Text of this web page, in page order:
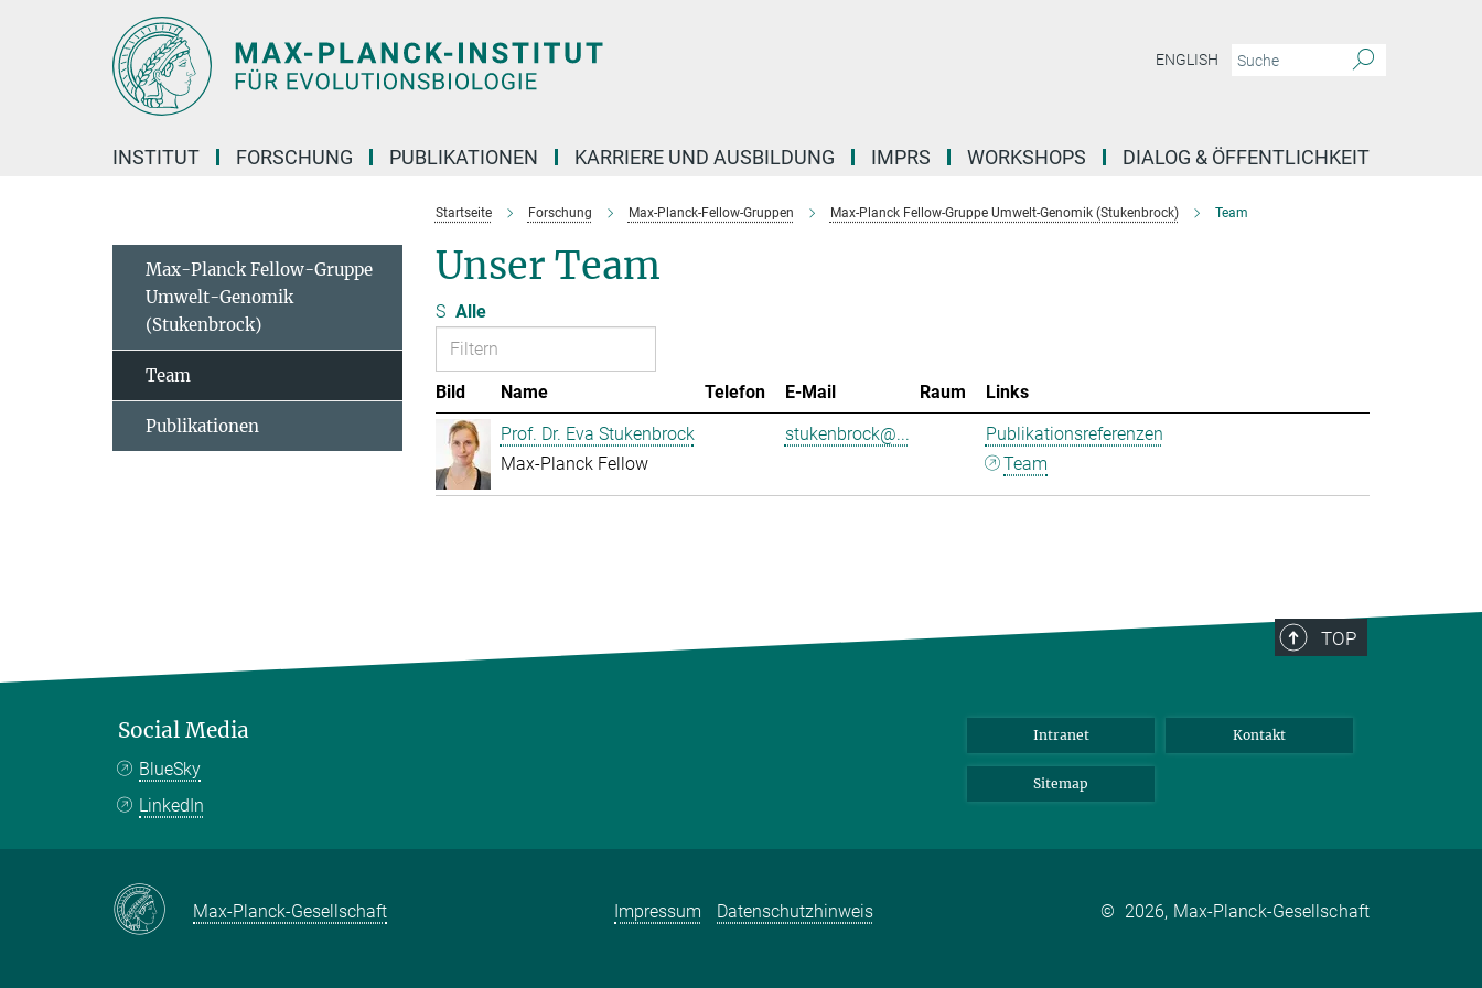
ENGLISH
INSTITUT FORSCHUNG PUBLIKATIONEN KARRIERE UND AUSBILDUNG IMPRS WORKSHOPS DIALOG & ÖFFENTLICHKEIT
Startseite Forschung Max-Planck-Fellow-Gruppen Max-Planck Fellow-Gruppe Umwelt-Genomik (Stukenbrock) Team
Unser Team
S Alle
Bild Name Telefon E-Mail Raum
Links
Prof. Dr. Eva Stukenbrock
Max-Planck Fellow
stukenbrock@...
Publikationsreferenzen
Team
Max-Planck Fellow-Gruppe
Umwelt-Genomik
(Stukenbrock)
Team
Publikationen
TOP
Social Media
BlueSky
LinkedIn
Intranet Kontakt
Sitemap
Max-Planck-Gesellschaft Impressum Datenschutzhinweis © 2026, Max-Planck-Gesellschaft